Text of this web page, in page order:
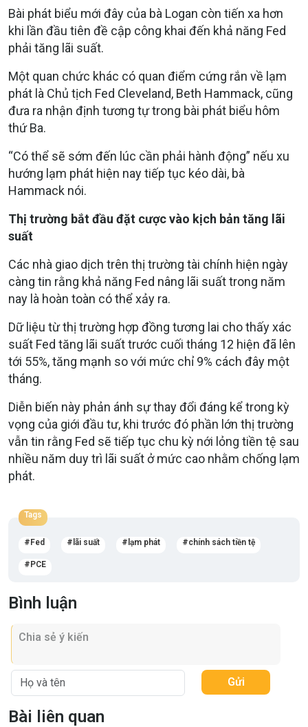
Bài phát biểu mới đây của bà Logan còn tiến xa hơn
khi lần đầu tiên đề cập công khai đến khả năng Fed
phải tăng lãi suất.
Một quan chức khác có quan điểm cứng rắn về lạm
phát là Chủ tịch Fed Cleveland, Beth Hammack, cũng
đưa ra nhận định tương tự trong bài phát biểu hôm
thứ Ba.
“Có thể sẽ sớm đến lúc cần phải hành động” nếu xu
hướng lạm phát hiện nay tiếp tục kéo dài, bà
Hammack nói.
Thị trường bắt đầu đặt cược vào kịch bản tăng lãi
suất
Các nhà giao dịch trên thị trường tài chính hiện ngày
càng tin rằng khả năng Fed nâng lãi suất trong năm
nay là hoàn toàn có thể xảy ra.
Dữ liệu từ thị trường hợp đồng tương lai cho thấy xác
suất Fed tăng lãi suất trước cuối tháng 12 hiện đã lên
tới 55%, tăng mạnh so với mức chỉ 9% cách đây một
tháng.
Diễn biến này phản ánh sự thay đổi đáng kể trong kỳ
vọng của giới đầu tư, khi trước đó phần lớn thị trường
vẫn tin rằng Fed sẽ tiếp tục chu kỳ nới lỏng tiền tệ sau
nhiều năm duy trì lãi suất ở mức cao nhằm chống lạm
phát.
Tags
Fed lãi suất lạm phát chính sách tiền tệ
PCE
Bài liên quan
Bình luận
Gửi